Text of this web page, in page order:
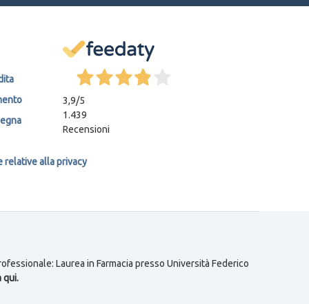
relative alla privacy
3,9/5
1.439
Recensioni
Laurea in Farmacia presso Università Federico
qui.